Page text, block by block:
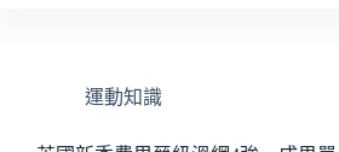
運動知識